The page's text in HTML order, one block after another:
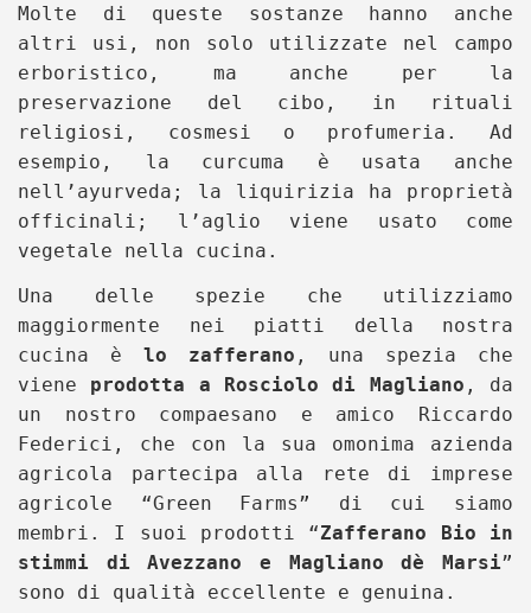
Molte di queste sostanze hanno anche
altri usi, non solo utilizzate nel campo
erboristico, ma anche per la
preservazione del cibo, in rituali
religiosi, cosmesi o profumeria. Ad
esempio, la curcuma è usata anche
nell’ayurveda; la liquirizia ha proprietà
officinali; l’aglio viene usato come
vegetale nella cucina.
Una delle spezie che utilizziamo
maggiormente nei piatti della nostra
cucina è lo zafferano , una spezia che
viene prodotta a Rosciolo di Magliano , da
un nostro compaesano e amico Riccardo
Federici, che con la sua omonima azienda
agricola partecipa alla rete di imprese
agricole “Green Farms” di cui siamo
membri. I suoi prodotti “Zafferano Bio in
stimmi di Avezzano e Magliano dè Marsi”
sono di qualità eccellente e genuina.